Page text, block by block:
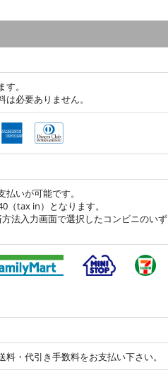
。
必要ありません。
いが可能です。
（tax in）となります。
法入力画面で選択したコンビニのいず
・代引き手数料をお支払い下さい。